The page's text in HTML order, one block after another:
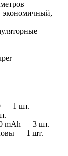
экономичный,
— 1 шт.
mAh — 3 шт.
— 1 шт.